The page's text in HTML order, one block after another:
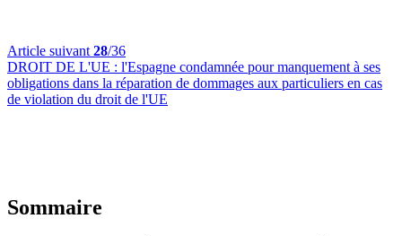
Article suivant 28/36
DROIT DE L'UE : l'Espagne condamnée pour manquement à ses
obligations dans la réparation de dommages aux particuliers en cas
de violation du droit de l'UE
Sommaire